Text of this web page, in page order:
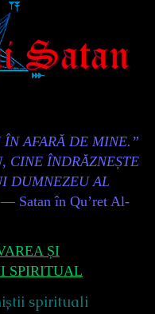
AFARĂ DE MINE.”
CINE ÎNDRĂZNEȘTE
DUMNEZEU AL
— Satan în Qu’ret Al-
ȘI
SPIRITUAL
spirituali